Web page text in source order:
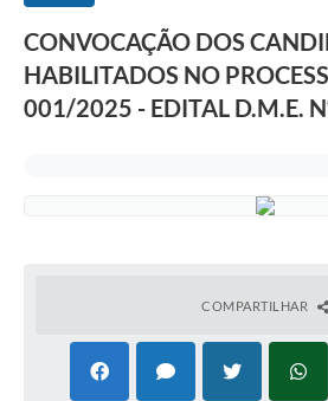
CONVOCAÇÃO DOS
HABILITADOS NO
001/2025 - EDITAL D.M.E.
COMPARTILHAR